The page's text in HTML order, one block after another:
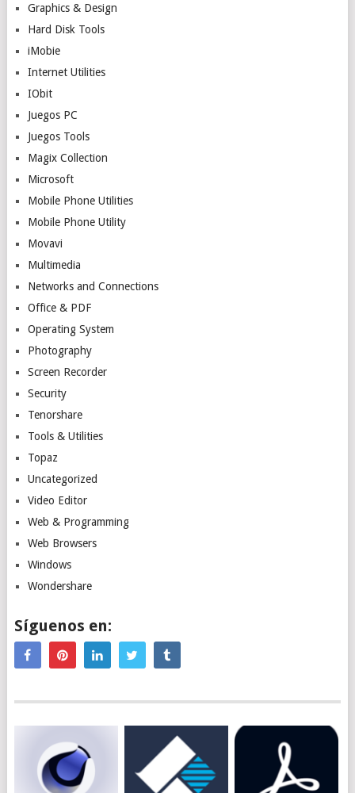
Graphics & Design
Hard Disk Tools
iMobie
Internet Utilities
IObit
Juegos PC
Juegos Tools
Magix Collection
Microsoft
Mobile Phone Utilities
Mobile Phone Utility
Movavi
Multimedia
Networks and Connections
Office & PDF
Operating System
Photography
Screen Recorder
Security
Tenorshare
Tools & Utilities
Topaz
Uncategorized
Video Editor
Web & Programming
Web Browsers
Windows
Wondershare
Síguenos en: